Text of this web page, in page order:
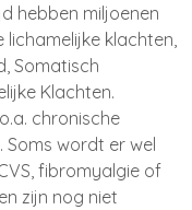
hebben miljoenen
klachten,
Somatisch
Klachten.
chronische
Soms wordt er wel
fibromyalgie of
zijn nog niet